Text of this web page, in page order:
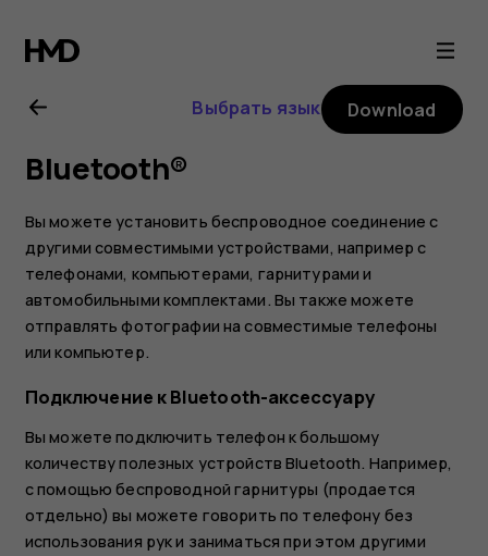
Nokia
8.1
user
guide
Выбрать язык Download
Bluetooth®
Вы можете установить беспроводное соединение с
другими совместимыми устройствами, например с
телефонами, компьютерами, гарнитурами и
автомобильными комплектами. Вы также можете
отправлять фотографии на совместимые телефоны
или компьютер.
Подключение к Bluetooth-аксессуару
Вы можете подключить телефон к большому
количеству полезных устройств Bluetooth. Например,
с помощью беспроводной гарнитуры (продается
отдельно) вы можете говорить по телефону без
использования рук и заниматься при этом другими